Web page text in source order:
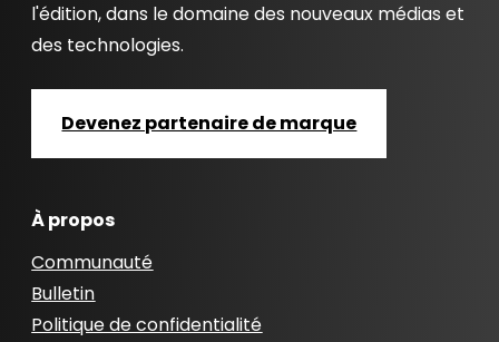
l'édition, dans le domaine des nouveaux médias et
des technologies.
Devenez partenaire de marque
À propos
Communauté
Bulletin
Politique de confidentialité